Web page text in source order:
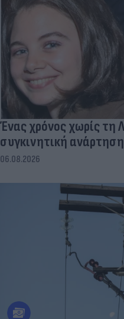
Ένας χρόνος χωρίς τη
συγκινητική
06.08.2026